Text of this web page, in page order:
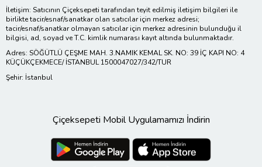
İletişim: Satıcının Çiçeksepeti tarafından teyit edilmiş iletişim bilgileri ile
birlikte tacir/esnaf/sanatkar olan satıcılar için merkez adresi;
tacir/esnaf/sanatkar olmayan satıcılar için merkez adresinin bulunduğu il
bilgisi, ad, soyad ve T.C. kimlik numarası kayıt altında bulunmaktadır.
Adres: SÖĞÜTLÜ ÇEŞME MAH. 3.NAMIK KEMAL SK. NO: 39 İÇ KAPI NO: 4
KÜÇÜKÇEKMECE/ İSTANBUL 1500047027/342/TUR
Şehir: İstanbul
Çiçeksepeti Mobil Uygulamamızı İndirin